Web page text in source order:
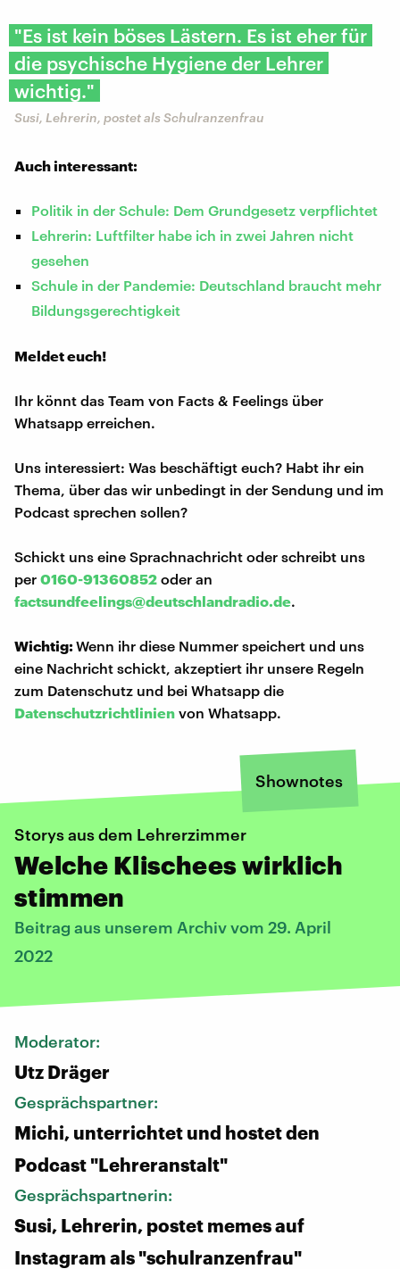
"Es ist kein böses Lästern. Es ist eher für
die psychische Hygiene der Lehrer
wichtig."
Susi, Lehrerin, postet als Schulranzenfrau
Auch interessant:
Politik in der Schule: Dem Grundgesetz verpflichtet
Lehrerin: Luftfilter habe ich in zwei Jahren nicht
gesehen
Schule in der Pandemie: Deutschland braucht mehr
Bildungsgerechtigkeit
Meldet euch!
Ihr könnt das Team von Facts & Feelings über
Whatsapp erreichen.
Uns interessiert: Was beschäftigt euch? Habt ihr ein
Thema, über das wir unbedingt in der Sendung und im
Podcast sprechen sollen?
Schickt uns eine Sprachnachricht oder schreibt uns
per 0160-91360852 oder an
factsundfeelings@deutschlandradio.de.
Wichtig:Wenn ihr diese Nummer speichert und uns
eine Nachricht schickt, akzeptiert ihr unsere Regeln
zum Datenschutz und bei Whatsapp die
Datenschutzrichtlinien von Whatsapp.
Shownotes
Storys aus dem Lehrerzimmer
Welche Klischees wirklich
stimmen
Beitrag aus unserem Archiv vom 29. April
2022
Moderator:
Utz Dräger
Gesprächspartner:
Michi, unterrichtet und hostet den
Podcast "Lehreranstalt"
Gesprächspartnerin:
Susi, Lehrerin, postet memes auf
Instagram als "schulranzenfrau"